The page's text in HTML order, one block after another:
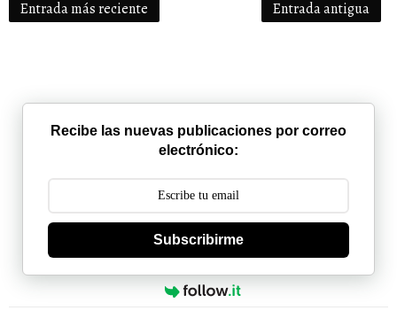
Entrada más reciente Entrada antigua
Recibe las nuevas publicaciones por correo
electrónico:
Subscribirme